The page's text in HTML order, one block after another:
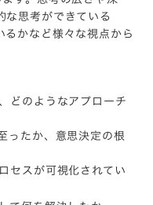
な思考ができている
かなど様々な視点から
どのようなアプローチ
ったか、意思決定の根
セスが可視化されてい